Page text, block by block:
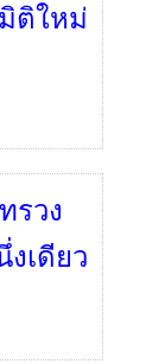
ติใหม่
รวง
เดียว